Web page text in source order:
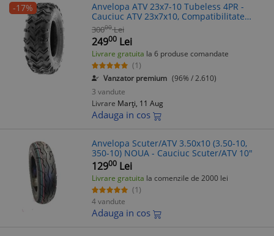
-17%
Anvelopa ATV 23x7-10 Tubeless 4PR -
Cauciuc ATV 23x7x10, Compatibilitate
larga, Aderenta excelenta
30000 Lei
24900 Lei
Livrare gratuita la 6 produse comandate
(1)
Vanzator premium (96% / 2.610)
3 vandute
Livrare Marți, 11 Aug
Adauga in cos
Anvelopa Scuter/ATV 3.50x10 (3.50-10,
350-10) NOUA - Cauciuc Scuter/ATV 10"
12900 Lei
Livrare gratuita la comenzile de 2000 lei
(1)
4 vandute
Adauga in cos